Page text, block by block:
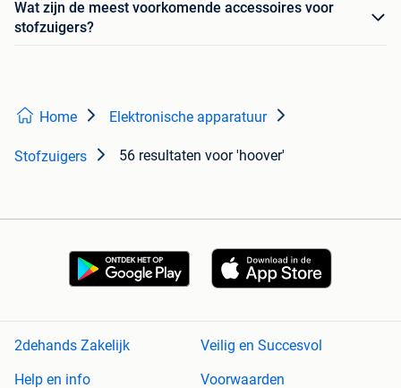
Wat zijn de meest voorkomende accessoires voor
stofzuigers?
Home Elektronische apparatuur
Stofzuigers 56 resultaten voor 'hoover'
2dehands Zakelijk
Veilig en Succesvol
Help en info
Voorwaarden